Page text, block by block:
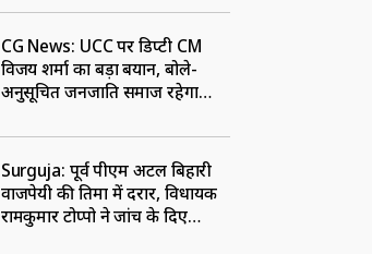
CG News: UCC पर डिप्टी CM
विजय शर्मा का बड़ा बयान, बोले-
अनुसूचित जनजाति समाज रहेगा
Surguja: पूर्व पीएम अटल बिहारी
वाजपेयी की प्रतिमा में दरार, विधायक
रामकुमार टोप्पो ने जांच के दिए